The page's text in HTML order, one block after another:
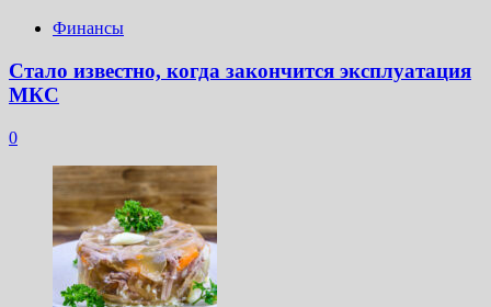
Финансы
Стало известно, когда закончится эксплуатация
МКС
0